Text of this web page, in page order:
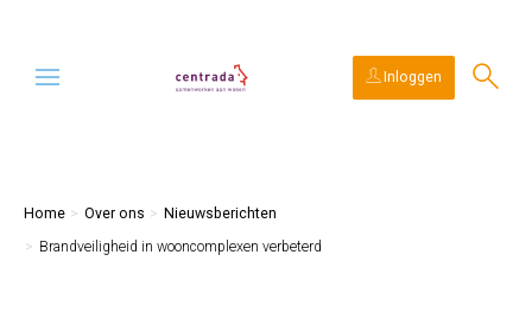
Naar de homepage
Ga naar Hoofd Inloggen
Home Over ons
Nieuwsberichten
Brandveiligheid in wooncomplexen verbeterd